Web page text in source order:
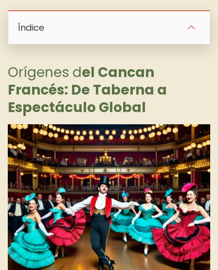
Índice
Orígenes del Cancan
Francés: De Taberna a
Espectáculo Global